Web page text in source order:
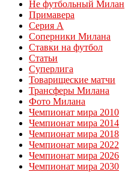
Не футбольный Милан
Примавера
Серия А
Соперники Милана
Ставки на футбол
Статьи
Суперлига
Товарищеские матчи
Трансферы Милана
Фото Милана
Чемпионат мира 2010
Чемпионат мира 2014
Чемпионат мира 2018
Чемпионат мира 2022
Чемпионат мира 2026
Чемпионат мира 2030